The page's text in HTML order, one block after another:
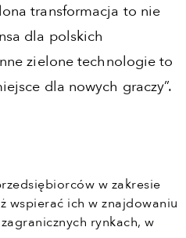
transformacja to nie
dla polskich
zielone technologie to
dla nowych graczy”.
w zakresie
wspierać ich w znajdowaniu
rynkach, w